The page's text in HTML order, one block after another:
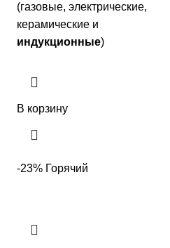
(газовые, электрические,
керамические и
индукционные)
В корзину
-23% Горячий